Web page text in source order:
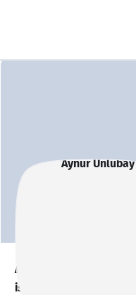
Aynur Ünlübay
ist offen für Projekte. 🔎